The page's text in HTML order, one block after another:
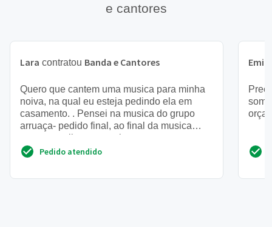
e cantores
Lara contratou Banda e Cantores
Quero que cantem uma musica para minha
noiva, na qual eu esteja pedindo ela em
casamento. . Pensei na musica do grupo
arruaça- pedido final, ao final da musica
entrego a aliança pra ela
Pedido atendido